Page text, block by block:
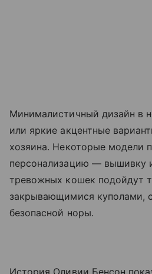
Минималистичный дизайн в
или яркие акцентные
хозяина. Некоторые модели
персонализацию — вышивку
тревожных кошек подойдут
закрывающимися куполами,
безопасной норы.